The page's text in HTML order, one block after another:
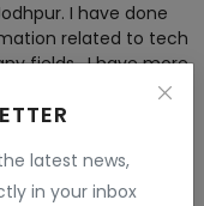
latest news,
in your inbox
I have done
related to tech
fields . I have more